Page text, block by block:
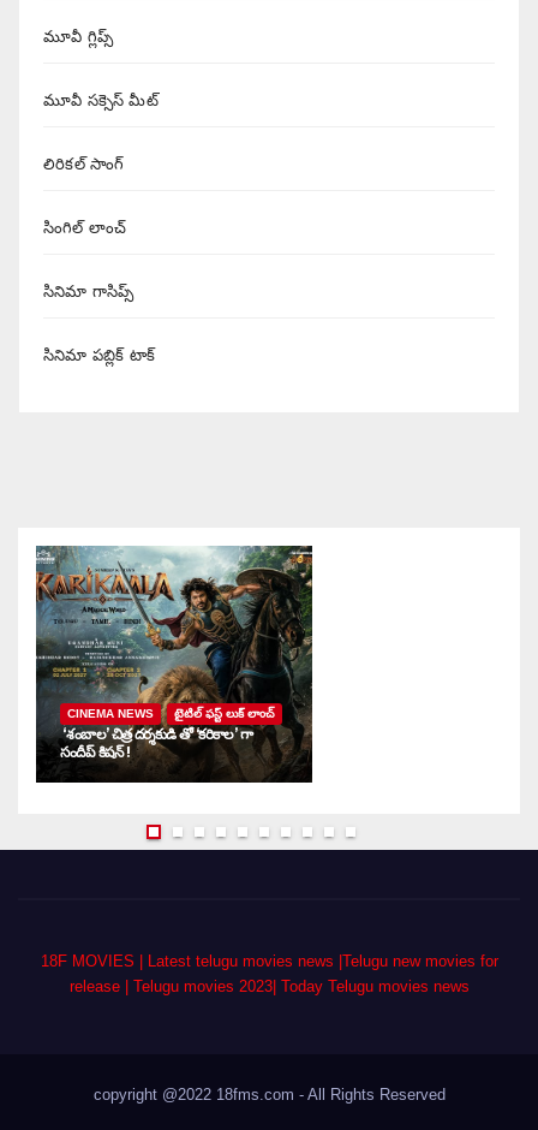
మూవీ గ్లిప్స్
మూవీ సక్సెస్ మీట్
లిరికల్ సాంగ్
సింగిల్ లాంచ్
సినిమా గాసిప్స్
సినిమా పబ్లిక్ టాక్
CINEMA NEWS టైటిల్ ఫస్ట్ లుక్ లాంచ్
‘శంబాల’ చిత్ర దర్శకుడి తో ‘కరికాల’ గా
సందీప్ కిషన్ !
18F MOVIES | Latest telugu movies news |Telugu new movies for
release | Telugu movies 2023| Today Telugu movies news
copyright @2022 18fms.com - All Rights Reserved